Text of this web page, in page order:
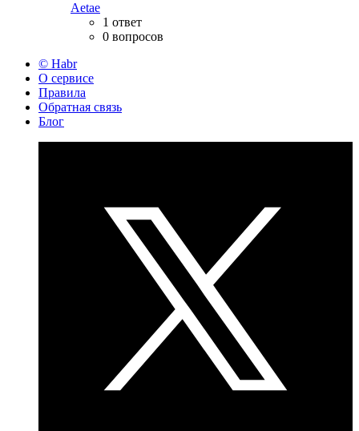
Aetae
1 ответ
0 вопросов
© Habr
О сервисе
Правила
Обратная связь
Блог